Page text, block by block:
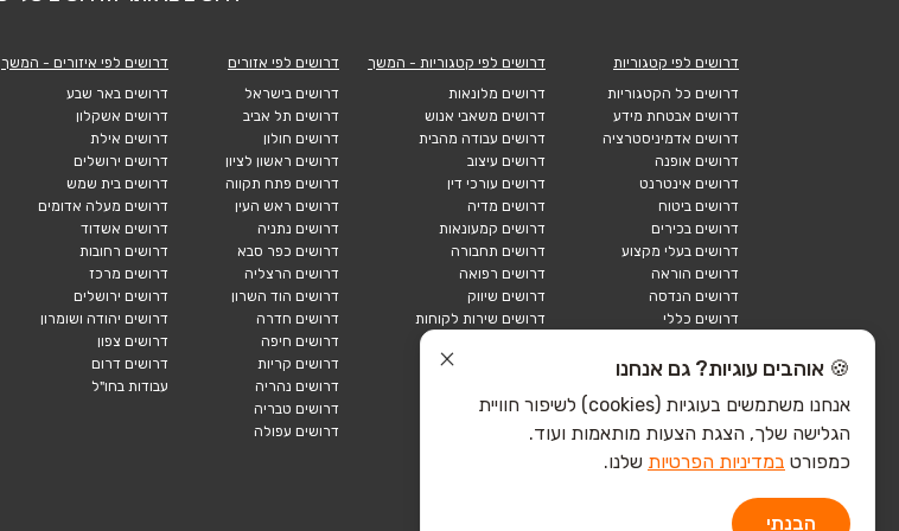
דרושים לפי קטגוריות
דרושים כל הקטגוריות
דרושים אבטחת מידע
דרושים אדמיניסטרציה
דרושים אופנה
דרושים אינטרנט
דרושים ביטוח
דרושים בכירים
דרושים בעלי מקצוע
דרושים הוראה
דרושים הנדסה
דרושים כללי
דרושים לוגיסטיקה
דרושים מכירות
הייטק חומרה
דרושים לפי קטגוריות - המשך
דרושים מלונאות
דרושים משאבי אנוש
דרושים עבודה מהבית
דרושים עיצוב
דרושים עורכי דין
דרושים מדיה
דרושים קמעונאות
דרושים תחבורה
דרושים רפואה
דרושים שיווק
דרושים שירות לקוחות
הייטק כללי
הייטק תוכנה
דרושים לפי אזורים
דרושים בישראל
דרושים תל אביב
דרושים חולון
דרושים ראשון לציון
דרושים פתח תקווה
דרושים ראש העין
דרושים נתניה
דרושים כפר סבא
דרושים הרצליה
דרושים הוד השרון
דרושים חדרה
דרושים חיפה
דרושים קריות
דרושים נהריה
דרושים טבריה
דרושים עפולה
דרושים לפי איזורים - המשך
דרושים באר שבע
דרושים אשקלון
דרושים אילת
דרושים ירושלים
דרושים בית שמש
דרושים מעלה אדומים
דרושים אשדוד
דרושים רחובות
דרושים מרכז
דרושים ירושלים
דרושים יהודה ושומרון
דרושים צפון
דרושים דרום
עבודות בחו"ל
🍪 אוהבים עוגיות? גם אנחנו
אנחנו משתמשים בעוגיות (cookies) לשיפור חוויית
הגלישה שלך, הצגת הצעות מותאמות ועוד.
כמפורט במדיניות הפרטיות שלנו.
הבנתי